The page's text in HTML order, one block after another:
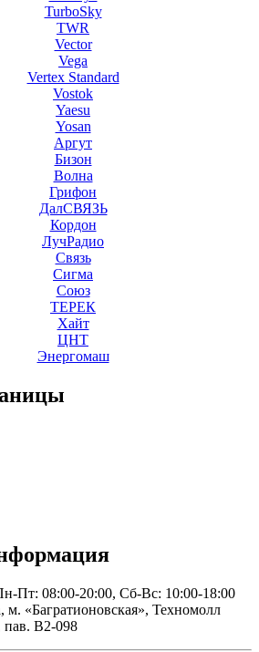
TurboSky
TWR
Vector
Vega
Vertex Standard
Vostok
Yaesu
Yosan
Аргут
Бизон
Волна
Грифон
ДалСВЯЗЬ
Кордон
ЛучРадио
Связь
Сигма
Союз
ТЕРЕК
Хайт
ЦНТ
Энергомаш
Пт: 08:00-20:00, Сб-Вс: 10:00-18:00
м. «Багратионовская», Техномолл
B2-098